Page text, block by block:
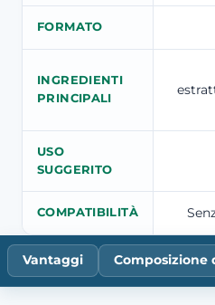
FORMATO
INGREDIENTI
PRINCIPALI
USO
SUGGERITO
COMPATIBILITÀ
Vantaggi Composizione